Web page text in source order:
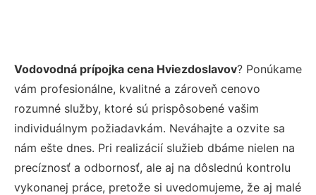
Vodovodná prípojka cena Hviezdoslavov? Ponúkame
vám profesionálne, kvalitné a zároveň cenovo
rozumné služby, ktoré sú prispôsobené vašim
individuálnym požiadavkám. Neváhajte a ozvite sa
nám ešte dnes. Pri realizácií služieb dbáme nielen na
precíznosť a odbornosť, ale aj na dôslednú kontrolu
vykonanej práce, pretože si uvedomujeme, že aj malé